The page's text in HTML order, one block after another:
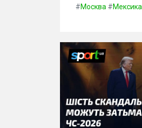
#Москва #Мексика